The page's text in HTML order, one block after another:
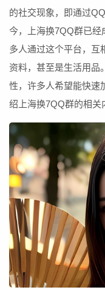
的社交现象，即通过
今，上海换7QQ群已经
多人通过这个平台，互
资料，甚至是生活用品
性，许多人希望能快速
绍上海换7QQ群的相关